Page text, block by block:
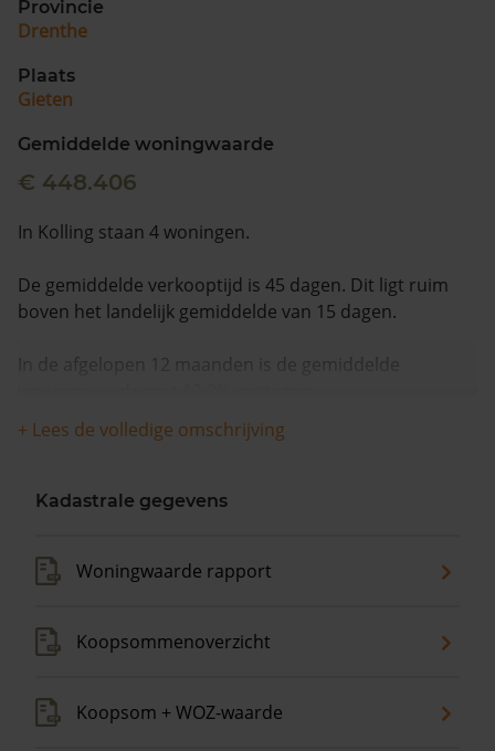
Provincie
Drenthe
Plaats
Gieten
Gemiddelde woningwaarde
€ 448.406
In Kolling staan 4 woningen.
De gemiddelde verkooptijd is 45 dagen. Dit ligt ruim
boven het landelijk gemiddelde van 15 dagen.
In de afgelopen 12 maanden is de gemiddelde
+ Lees de volledige omschrijving
Kadastrale gegevens
Woningwaarde rapport
Koopsommenoverzicht
Koopsom + WOZ-waarde